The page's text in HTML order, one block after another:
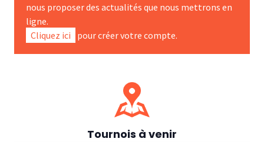
nous proposer des actualités que nous mettrons en
ligne.
Cliquez ici
pour créer votre compte.
Tournois à venir